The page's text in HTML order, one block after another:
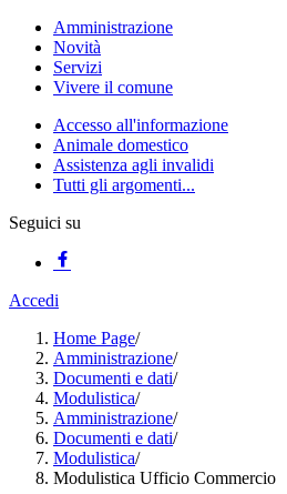
Amministrazione
Novità
Servizi
Vivere il comune
Accesso all'informazione
Animale domestico
Assistenza agli invalidi
Tutti gli argomenti...
Seguici su
Accedi
Home Page/
Amministrazione/
Documenti e dati/
Modulistica/
Amministrazione/
Documenti e dati/
Modulistica/
Modulistica Ufficio Commercio